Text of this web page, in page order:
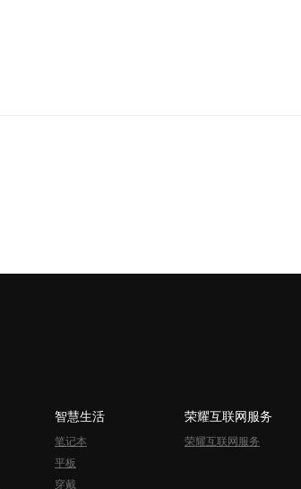
智慧生活
笔记本
平板
穿戴
荣耀互联网服务
荣耀互联网服务